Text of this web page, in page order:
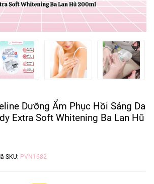
Dưỡng Ẩm Phục Hồi Sáng Da
Extra Soft Whitening Ba Lan Hũ
SKU: PVN1682